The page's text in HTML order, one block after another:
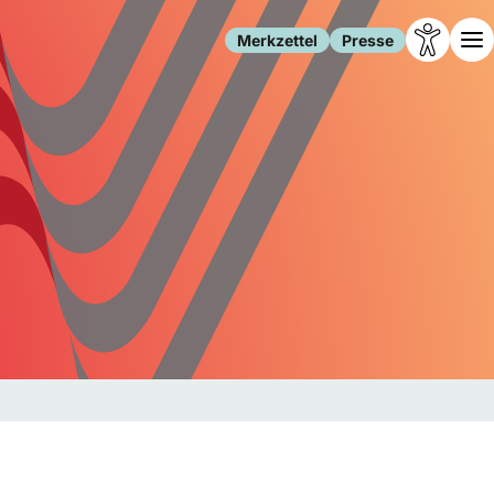
Merkzettel Presse
Leben
Familie
Freizeit
Gesundheit
Internet
Gesellschaft
Forschung
Migration
Polizei